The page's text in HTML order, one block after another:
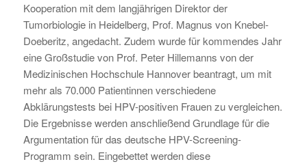
Kooperation mit dem langjährigen Direktor der
Tumorbiologie in Heidelberg, Prof. Magnus von Knebel-
Doeberitz, angedacht. Zudem wurde für kommendes Jahr
eine Großstudie von Prof. Peter Hillemanns von der
Medizinischen Hochschule Hannover beantragt, um mit
mehr als 70.000 Patientinnen verschiedene
Abklärungstests bei HPV-positiven Frauen zu vergleichen.
Die Ergebnisse werden anschließend Grundlage für die
Argumentation für das deutsche HPV-Screening-
Programm sein. Eingebettet werden diese